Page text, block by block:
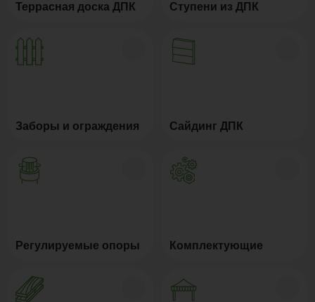
Террасная доска ДПК Ступени из ДПК
Заборы и ограждения Сайдинг ДПК
Регулируемые опоры Комплектующие